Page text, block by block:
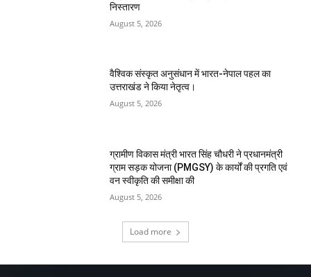
निस्तारण
August 5, 2026
वैश्विक संस्कृत अनुसंधान में भारत-नेपाल पहल का
उत्तराखंड ने किया नेतृत्व।
August 5, 2026
ग्रामीण विकास मंत्री भारत सिंह चौधरी ने प्रधानमंत्री
ग्राम सड़क योजना (PMGSY) के कार्यों की प्रगति एवं
वन स्वीकृति की समीक्षा की
August 5, 2026
Load more